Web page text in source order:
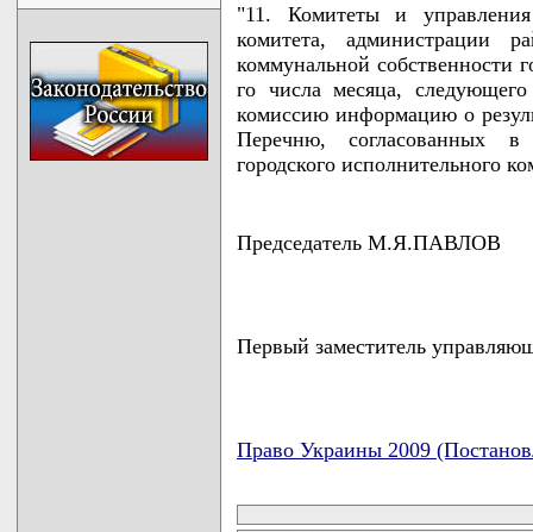
"11. Комитеты и управления
комитета, администрации
коммунальной собственности
го числа месяца,
комиссию информацию о
Перечню, согласованных
городского исполнительного
Председатель М.Я.ПАВЛОВ
Первый заместитель
Право Украины 2009